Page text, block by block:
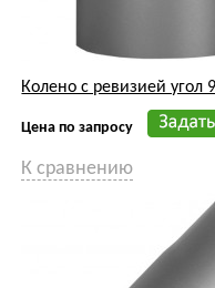
Колено с ревизией угол
Цена по запросу
К сравнению